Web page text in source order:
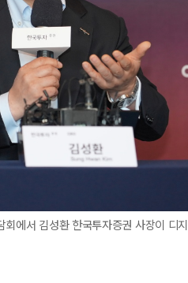
에서 김성환 한국투자증권 사장이 디